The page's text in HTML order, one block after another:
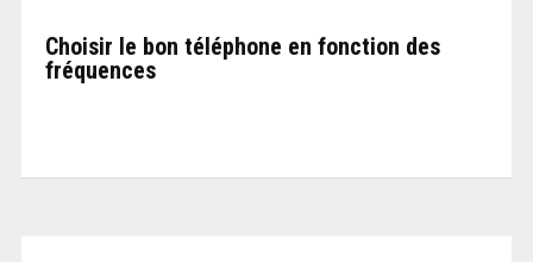
Choisir le bon téléphone en fonction des
fréquences